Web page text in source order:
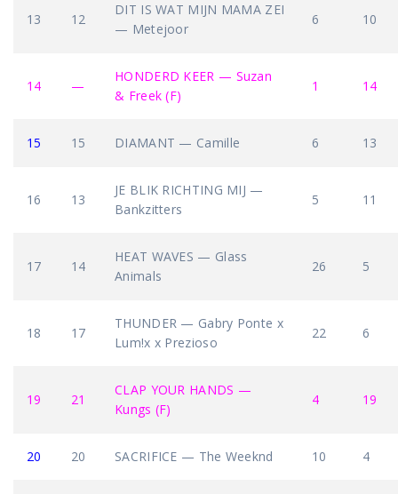
13 12
DIT IS WAT MIJN MAMA ZEI
— Metejoor
6 10
14 —
HONDERD KEER — Suzan
& Freek (F)
1 14
15 15 DIAMANT — Camille 6 13
16 13
JE BLIK RICHTING MIJ —
Bankzitters
5 11
17 14
HEAT WAVES — Glass
Animals
26 5
18 17
THUNDER — Gabry Ponte x
Lum!x x Prezioso
22 6
19 21
CLAP YOUR HANDS —
Kungs (F)
4 19
20 20 SACRIFICE — The Weeknd 10 4